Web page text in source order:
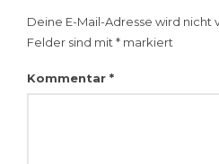
Deine E-Mail-Adresse wird nicht
Felder sind mit * markiert
Kommentar *